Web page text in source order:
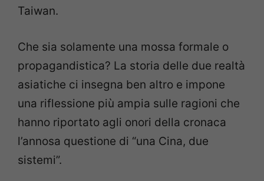
Taiwan.
Che sia solamente una mossa formale o
propagandistica? La storia delle due realtà
asiatiche ci insegna ben altro e impone
una riflessione più ampia sulle ragioni che
hanno riportato agli onori della cronaca
l’annosa questione di “una Cina, due
sistemi”.